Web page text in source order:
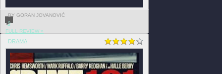
BY GORAN JOVANOVIĆ
0
FULL REVIEW »
DRAMA